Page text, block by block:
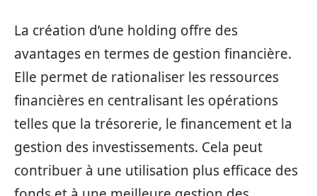
La création d’une holding offre des
avantages en termes de gestion financière.
Elle permet de rationaliser les ressources
financières en centralisant les opérations
telles que la trésorerie, le financement et la
gestion des investissements. Cela peut
contribuer à une utilisation plus efficace des